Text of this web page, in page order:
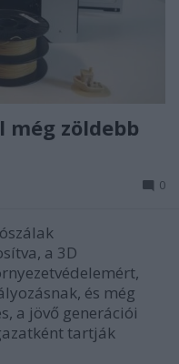
zöldebb
0
a 3D
és még
a jövő generációi
tartják